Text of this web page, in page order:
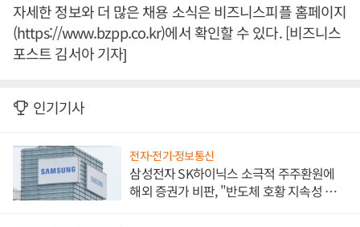
자세한 정보와 더 많은 채용 소식은 비즈니스피플 홈페이지
(https://www.bzpp.co.kr)에서 확인할 수 있다. [비즈니스
포스트 김서아 기자]
인기기사
전자·전기·정보통신
삼성전자 SK하이닉스 소극적 주주환원에
해외 증권가 비판, "반도체 호황 지속성 의